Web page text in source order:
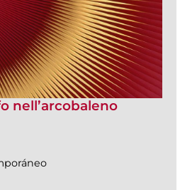
nell’arcobaleno